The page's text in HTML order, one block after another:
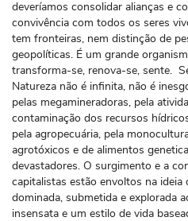
deveríamos consolidar alianças e
convivência com todos os seres
tem fronteiras, nem distinção de
geopolíticas. É um grande
transforma-se, renova-se, sente.
Natureza não é infinita, não é
pelas megamineradoras, pela
contaminação dos recursos
pela agropecuária, pela
agrotóxicos e de alimentos
devastadores. O surgimento e a
capitalistas estão envoltos na ideia
dominada, submetida e explorada
insensata e um estilo de vida